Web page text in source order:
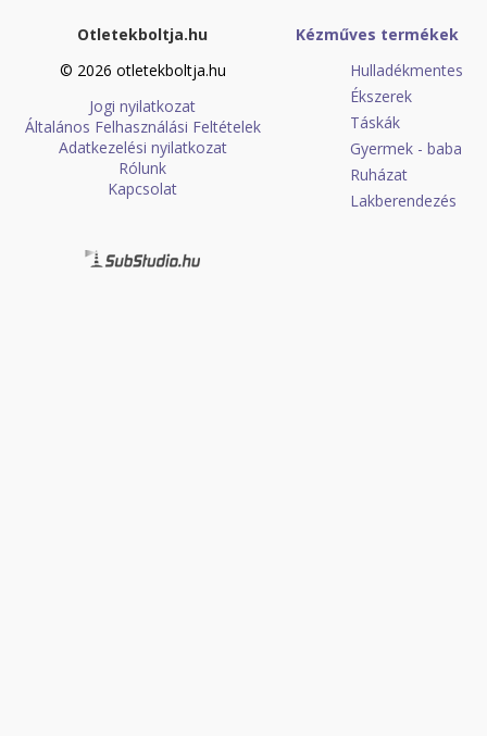
Otletekboltja.hu
© 2026 otletekboltja.hu
Jogi nyilatkozat
Általános Felhasználási Feltételek
Adatkezelési nyilatkozat
Rólunk
Kapcsolat
Kézműves termékek
Hulladékmentes
Ékszerek
Táskák
Gyermek - baba
Ruházat
Lakberendezés